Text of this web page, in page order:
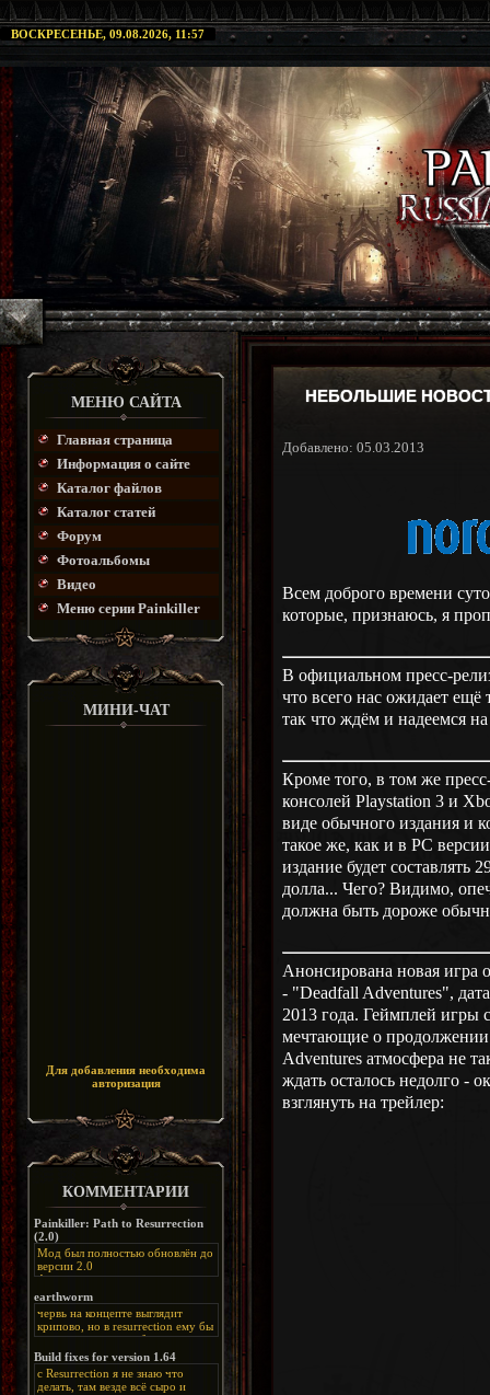
ВОСКРЕСЕНЬЕ, 09.08.2026, 11:57
МЕНЮ САЙТА
Главная страница
Информация о сайте
Каталог файлов
Каталог статей
Форум
Фотоальбомы
Видео
Меню серии Painkiller
МИНИ-ЧАТ
Для добавления необходима
авторизация
КОММЕНТАРИИ
Painkiller: Path to Resurrection
(2.0)
Мод был полностью обновлён до
версии 2.0
Альтернативная
ссылка:
FzzDkRlC8Q
earthworm
червь на концепте выглядит
крипово, но в resurrection ему бы
нашлось место, особенно в
каких-нибудь подземных
катакомбах. жаль, что половину
задумок там вырезали, зато и
рпгшности меньше. build fixes
Build fixes for version 1.64
с Resurrection я не знаю что
делать, там везде всё сыро и
НЕБОЛЬШИЕ
Добавлено: 05.03.2013
Всем доброго времени
которые, признаюсь, я
В официальном пресс-
что всего нас ожидает
так что ждём и надеемся
Кроме того, в том же
консолей Playstation 3 и
виде обычного издания и
такое же, как и в PC
издание будет составлять
долла... Чего? Видимо,
должна быть дороже
Анонсирована новая игра
- "Deadfall Adventures",
2013 года. Геймплей игры
мечтающие о продолжении
Adventures атмосфера не
ждать осталось недолго -
взглянуть на трейлер: